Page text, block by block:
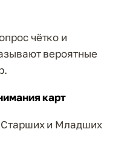
чётко и
вероятные
карт
и Младших